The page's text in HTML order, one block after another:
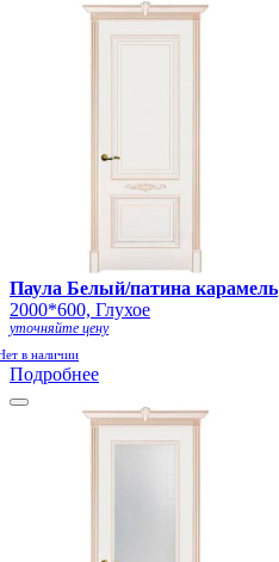
Паула Белый/патина карамель
2000*600, Глухое
уточняйте цену
в наличии
Подробнее